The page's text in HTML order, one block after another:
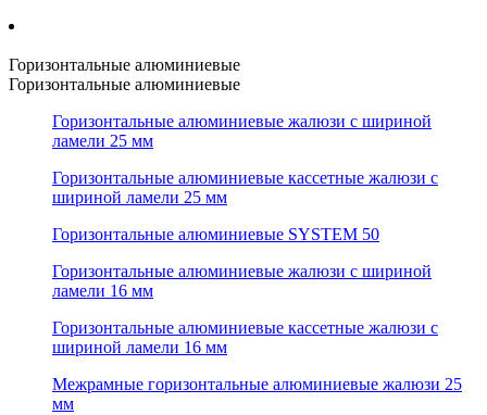
Горизонтальные алюминиевые
Горизонтальные алюминиевые
Горизонтальные алюминиевые жалюзи с шириной
ламели 25 мм
Горизонтальные алюминиевые кассетные жалюзи с
шириной ламели 25 мм
Горизонтальные алюминиевые SYSTEM 50
Горизонтальные алюминиевые жалюзи с шириной
ламели 16 мм
Горизонтальные алюминиевые кассетные жалюзи с
шириной ламели 16 мм
Межрамные горизонтальные алюминиевые жалюзи 25
мм